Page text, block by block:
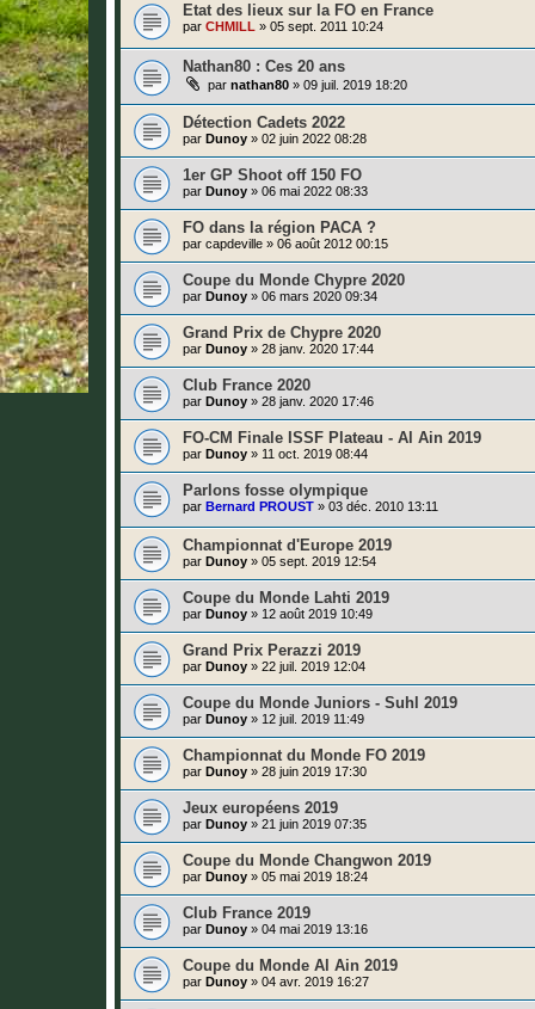
Etat des lieux sur la FO en France
par CHMILL » 05 sept. 2011 10:24
Nathan80 : Ces 20 ans
par nathan80 » 09 juil. 2019 18:20
Détection Cadets 2022
par Dunoy » 02 juin 2022 08:28
1er GP Shoot off 150 FO
par Dunoy » 06 mai 2022 08:33
FO dans la région PACA ?
par capdeville » 06 août 2012 00:15
Coupe du Monde Chypre 2020
par Dunoy » 06 mars 2020 09:34
Grand Prix de Chypre 2020
par Dunoy » 28 janv. 2020 17:44
Club France 2020
par Dunoy » 28 janv. 2020 17:46
FO-CM Finale ISSF Plateau - Al Ain 2019
par Dunoy » 11 oct. 2019 08:44
Parlons fosse olympique
par Bernard PROUST » 03 déc. 2010 13:11
Championnat d'Europe 2019
par Dunoy » 05 sept. 2019 12:54
Coupe du Monde Lahti 2019
par Dunoy » 12 août 2019 10:49
Grand Prix Perazzi 2019
par Dunoy » 22 juil. 2019 12:04
Coupe du Monde Juniors - Suhl 2019
par Dunoy » 12 juil. 2019 11:49
Championnat du Monde FO 2019
par Dunoy » 28 juin 2019 17:30
Jeux européens 2019
par Dunoy » 21 juin 2019 07:35
Coupe du Monde Changwon 2019
par Dunoy » 05 mai 2019 18:24
Club France 2019
par Dunoy » 04 mai 2019 13:16
Coupe du Monde Al Ain 2019
par Dunoy » 04 avr. 2019 16:27